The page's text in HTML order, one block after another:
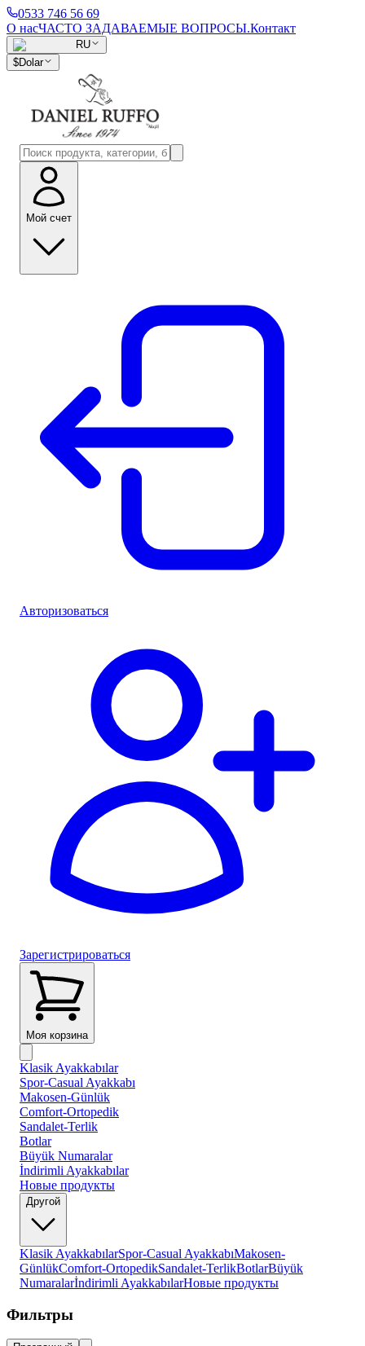
0533 746 56 69
О насЧАСТО ЗАДАВАЕМЫЕ ВОПРОСЫ.Контакт
RU
$Dolar
Мой счет
Авторизоваться
Зарегистрироваться
Моя корзина
Klasik Ayakkabılar
Spor-Casual Ayakkabı
Makosen-Günlük
Comfort-Ortopedik
Sandalet-Terlik
Botlar
Büyük Numaralar
İndirimli Ayakkabılar
Новые продукты
Другой
Klasik AyakkabılarSpor-Casual AyakkabıMakosen-
GünlükComfort-OrtopedikSandalet-TerlikBotlarBüyük
Numaralarİndirimli AyakkabılarНовые продукты
Фильтры